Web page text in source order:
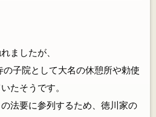
ましたが、
子院として大名の休憩所や勅使
たそうです。
法要に参列するため、徳川家の